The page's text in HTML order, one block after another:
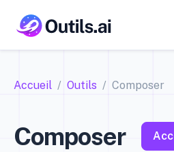
Accueil Outils Composer
Composer